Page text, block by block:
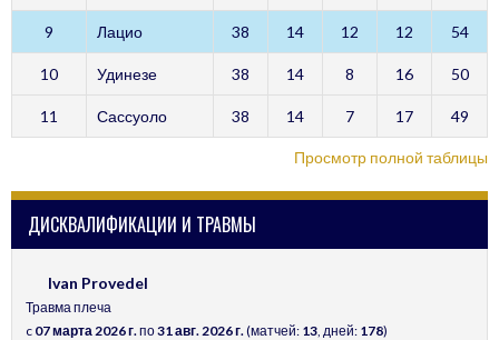
9 Лацио 38 14 12 12 54
10 Удинезе 38 14 8 16 50
11 Сассуоло 38 14 7 17 49
Просмотр полной таблицы
ДИСКВАЛИФИКАЦИИ И ТРАВМЫ
Ivan Provedel
Травма плеча
c 07 марта 2026 г.по31 авг. 2026 г.(матчей: 13, дней: 178)